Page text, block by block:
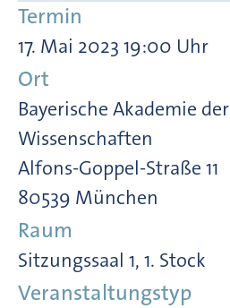
Termin
17. Mai 2023 19:00 Uhr
Ort
Bayerische Akademie der
Wissenschaften
Alfons-Goppel-Straße 11
80539 München
Raum
Sitzungssaal 1, 1. Stock
Veranstaltungstyp